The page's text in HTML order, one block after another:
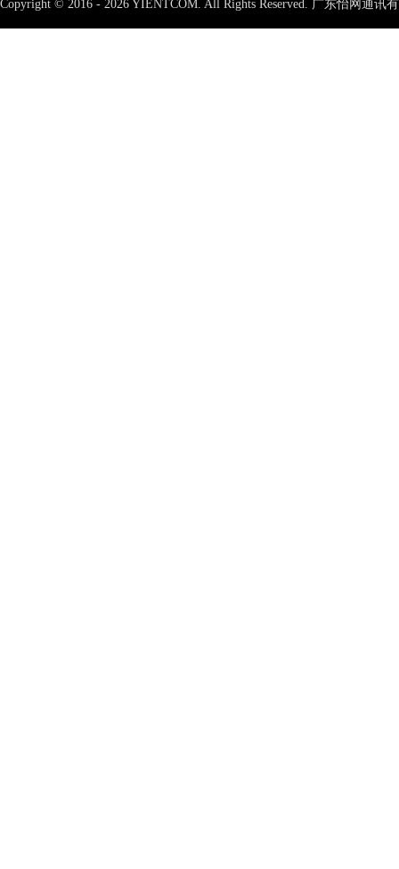
Copyright © 2016 - 2026 YIENTCOM. All Rights Reserved. 广东怡网通讯